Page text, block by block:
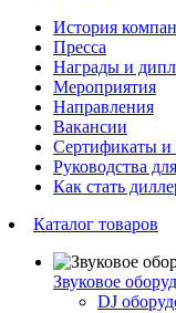
История
Пресса
Награды и
Мероприятия
Направления
Вакансии
Сертификаты и
Руководства
Как стать
Каталог товаров
Звуковое
DJ